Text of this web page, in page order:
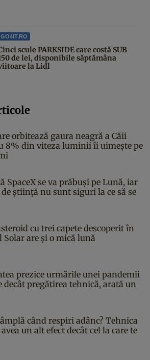
GO4IT.RO
scule PARKSIDE care costă SUB
de lei, disponibile săptămâna
la Lidl
orbitează gaura neagră a Căii
8% din viteza luminii îi uimește pe
SpaceX se va prăbuși pe Lună, iar
știință nu sunt siguri la ce să se
cu trei capete descoperit în
Solar are și o mică lună
prezice urmările unei pandemii
decât pregătirea tehnică, arată un
când respiri adânc? Tehnica
un alt efect decât cel la care te